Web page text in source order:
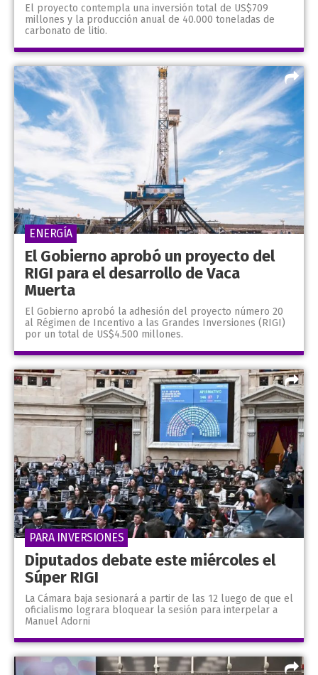
El proyecto contempla una inversión total de US$709
millones y la producción anual de 40.000 toneladas de
carbonato de litio.
El Gobierno aprobó un proyecto del
RIGI para el desarrollo de Vaca
Muerta
El Gobierno aprobó la adhesión del proyecto número 20
al Régimen de Incentivo a las Grandes Inversiones (RIGI)
por un total de US$4.500 millones.
ENERGÍA
Diputados debate este miércoles el
Súper RIGI
La Cámara baja sesionará a partir de las 12 luego de que el
oficialismo lograra bloquear la sesión para interpelar a
Manuel Adorni
PARA INVERSIONES